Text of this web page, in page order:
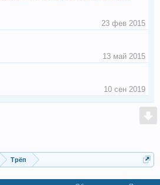
23 фев 2015
13 май 2015
10 сен 2019
Трёп